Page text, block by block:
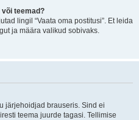
või teemad?
lingil “Vaata oma postitusi”. Et leida
ja määra valikud sobivaks.
järjehoidjad brauseris. Sind ei
teema juurde tagasi. Tellimise